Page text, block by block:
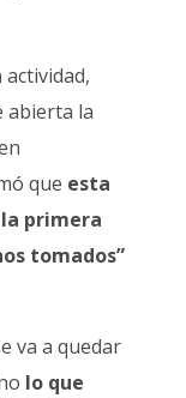
abierta la
que esta
primera
tomados”
va a quedar
lo que